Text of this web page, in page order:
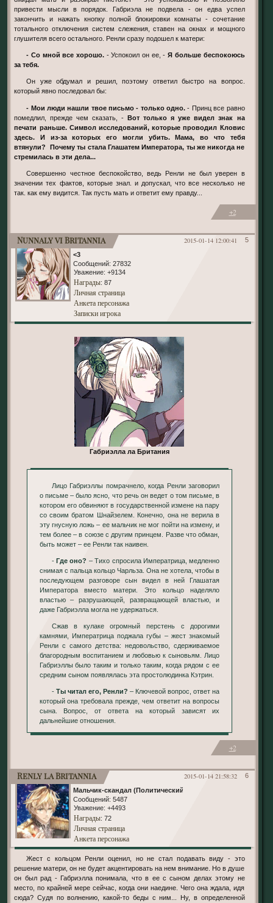
привести мысли в порядок. Габриэла не подвела - он едва успел
закончить и нажать кнопку полной блокировки комнаты - сочетание
тотального отключения систем слежения, ставен на окнах и мощного
глушителя всего остального. Ренли сразу подошел к матери:
- Со мной все хорошо. - Успокоил он ее, -Я больше беспокоюсь
за тебя.
Он уже обдумал и решил, поэтому ответил быстро на вопрос.
который явно последовал бы:
- Мои люди нашли твое письмо - только одно. - Принц все равно
помедлил, прежде чем сказать, -Вот только я уже видел знак на
печати раньше. Символ исследований, которые проводил Кловис
здесь. И из-за которых его могли убить. Мама, во что тебя
втянули? Почему ты стала Глашатем Императора, ты же никогда не
стремилась в эти дела...
Совершенно честное беспокойство, ведь Ренли не был уверен в
значении тех фактов, которые знал. и допускал, что все несколько не
так. как ему видится. Так пусть мать и ответит ему правду...
+2
5
2015-01-14 12:00:41
Nunnaly vi Britannia
<3
Сообщений: 27832
Уважение: +9134
Награды: 87
Личная страница
Анкета персонажа
Записки игрока
Габриэлла ла Британия
Лицо Габриэллы помрачнело, когда Ренли заговорил
о письме – было ясно, что речь он ведет о том письме, в
котором его обвиняют в государственной измене на пару
со своим братом Шнайзелем. Конечно, она не верила в
эту гнусную ложь – ее мальчик не мог пойти на измену, и
тем более – в союзе с другим принцем. Разве что обман,
быть может – ее Ренли так наивен.
- Где оно? – Тихо спросила Императрица, медленно
снимая с пальца кольцо Чарльза. Она не хотела, чтобы в
последующем разговоре сын видел в ней Глашатая
Императора вместо матери. Это кольцо наделяло
властью – разрушающей, развращающей властью, и
даже Габриэлла могла не удержаться.
Сжав в кулаке огромный перстень с дорогими
камнями, Императрица поджала губы – жест знакомый
Ренли с самого детства: недовольство, сдерживаемое
благородным воспитанием и любовью к сыновьям. Лицо
Габриэллы было таким и только таким, когда рядом с ее
средним сыном появлялась эта простолюдинка Кэтрин.
- Ты читал его, Ренли? – Ключевой вопрос, ответ на
который она требовала прежде, чем ответит на вопросы
сына. Вопрос, от ответа на который зависят их
дальнейшие отношения.
+2
6
2015-01-14 21:58:32
Renly la Britannia
Мальчик-скандал (Политический)
Сообщений: 5487
Уважение: +4493
Награды: 72
Личная страница
Анкета персонажа
Жест с кольцом Ренли оценил, но не стал подавать виду - это
решение матери, он не будет акцентировать на нем внимание. Но в душе
он был рад - Габриэлла понимала, что в ее с сыном делах этому не
место, по крайней мере сейчас, когда они наедине. Чего она ждала, идя
сюда? Судя по волнению, какой-то беды с ним... Ну, в определенной